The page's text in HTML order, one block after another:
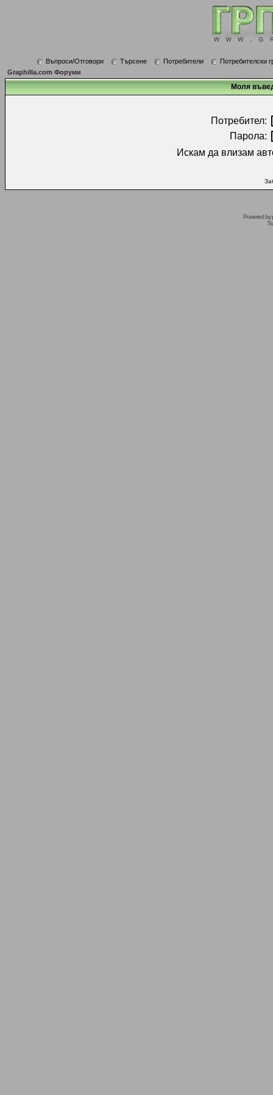
Въпроси/Отговори Търсене Потребители
Потребителски
Graphilla.com Форуми
Моля
Потребител:
Парола:
Искам да влизам
Powered by